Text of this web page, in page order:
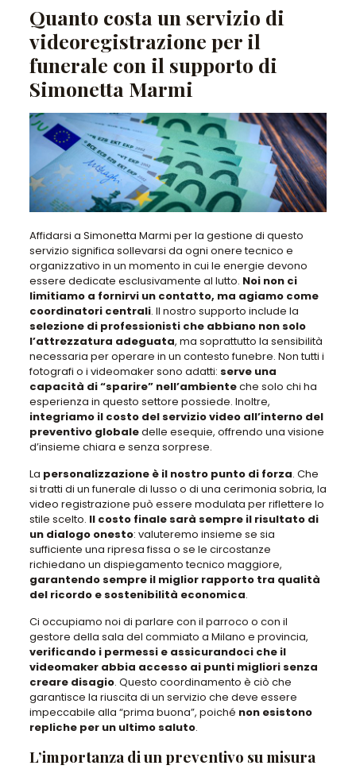
Quanto costa un servizio di
videoregistrazione per il
funerale con il supporto di
Simonetta Marmi
Affidarsi a Simonetta Marmi per la gestione di questo
servizio significa sollevarsi da ogni onere tecnico e
organizzativo in un momento in cui le energie devono
essere dedicate esclusivamente al lutto. Noi non ci
limitiamo a fornirvi un contatto, ma agiamo come
coordinatori centrali. Il nostro supporto include la
selezione di professionisti che abbiano non solo
l’attrezzatura adeguata, ma soprattutto la sensibilità
necessaria per operare in un contesto funebre. Non tutti i
fotografi o i videomaker sono adatti: serve una
capacità di “sparire” nell’ambienteche solo chi ha
esperienza in questo settore possiede. Inoltre,
integriamo il costo del servizio video all’interno del
preventivo globaledelle esequie, offrendo una visione
d’insieme chiara e senza sorprese.
La personalizzazione è il nostro punto di forza. Che
si tratti di un funerale di lusso o di una cerimonia sobria, la
video registrazione può essere modulata per riflettere lo
stile scelto. Il costo finale sarà sempre il risultato di
un dialogo onesto: valuteremo insieme se sia
sufficiente una ripresa fissa o se le circostanze
richiedano un dispiegamento tecnico maggiore,
garantendo sempre il miglior rapporto tra qualità
del ricordo e sostenibilità economica.
Ci occupiamo noi di parlare con il parroco o con il
gestore della sala del commiato a Milano e provincia,
verificando i permessi e assicurandoci che il
videomaker abbia accesso ai punti migliori senza
creare disagio. Questo coordinamento è ciò che
garantisce la riuscita di un servizio che deve essere
impeccabile alla “prima buona”, poiché non esistono
repliche per un ultimo saluto.
L’importanza di un preventivo su misura